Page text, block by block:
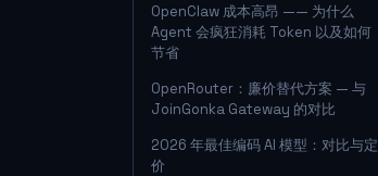
OpenClaw 成本高昂 —— 为什么
Agent 会疯狂消耗 Token 以及如何
节省
OpenRouter：廉价替代方案 — 与
JoinGonka Gateway 的对比
2026 年最佳编码 AI 模型：对比与定
价